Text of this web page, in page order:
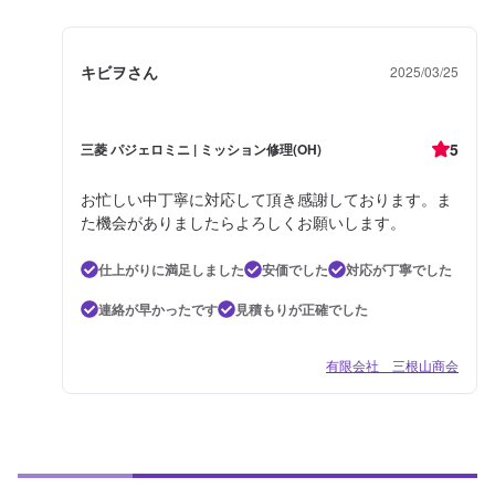
キビヲさん 2025/03/25
三菱 パジェロミニ | ミッション修理(OH) 5
お忙しい中丁寧に対応して頂き感謝しております。ま
た機会がありましたらよろしくお願いします。
仕上がりに満足しました 安価でした
対応が丁寧でした
連絡が早かったです
見積もりが正確でした
有限会社 三根山商会